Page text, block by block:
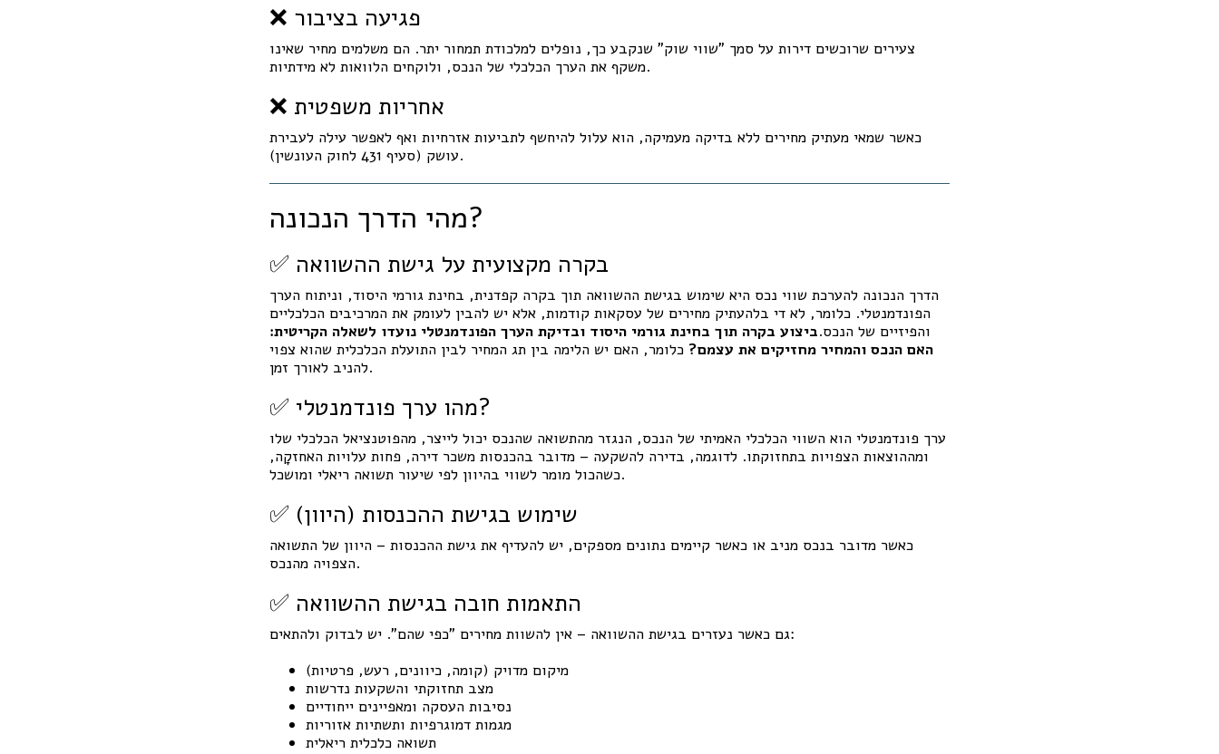
❌ פגיעה בציבור
צעירים שרוכשים דירות על סמך "שווי שוק" שנקבע כך, נופלים למלכודת תמחור יתר. הם משלמים מחיר שאינו
משקף את הערך הכלכלי של הנכס, ולוקחים הלוואות לא מידתיות.
❌ אחריות משפטית
כאשר שמאי מעתיק מחירים ללא בדיקה מעמיקה, הוא עלול להיחשף לתביעות אזרחיות ואף לאפשר עילה לעבירת
עושק (סעיף 431 לחוק העונשין).
מהי הדרך הנכונה?
✅ בקרה מקצועית על גישת ההשוואה
הדרך הנכונה להערכת שווי נכס היא שימוש בגישת ההשוואה תוך בקרה קפדנית, בחינת גורמי היסוד, וניתוח הערך
הפונדמנטלי. כלומר, לא די בלהעתיק מחירים של עסקאות קודמות, אלא יש להבין לעומק את המרכיבים הכלכליים
והפיזיים של הנכס.ביצוע בקרה תוך בחינת גורמי היסוד ובדיקת הערך הפונדמנטלי נועדו לשאלה הקריטית:
האם הנכס והמחיר מחזיקים את עצמם? כלומר, האם יש הלימה בין תג המחיר לבין התועלת הכלכלית שהוא צפוי
להניב לאורך זמן.
✅ מהו ערך פונדמנטלי?
ערך פונדמנטלי הוא השווי הכלכלי האמיתי של הנכס, הנגזר מהתשואה שהנכס יכול לייצר, מהפוטנציאל הכלכלי שלו
ומההוצאות הצפויות בתחזוקתו. לדוגמה, בדירה להשקעה – מדובר בהכנסות משכר דירה, פחות עלויות האחזקָה,
כשהכול מומר לשווי בהיוון לפי שיעור תשואה ריאלי ומושכל.
✅ שימוש בגישת ההכנסות (היוון)
כאשר מדובר בנכס מניב או כאשר קיימים נתונים מספקים, יש להעדיף את גישת ההכנסות – היוון של התשואה
הצפויה מהנכס.
✅ התאמות חובה בגישת ההשוואה
גם כאשר נעזרים בגישת ההשוואה – אין להשוות מחירים "כפי שהם". יש לבדוק ולהתאים:
מיקום מדויק (קומה, כיוונים, רעש, פרטיות)
מצב תחזוקתי והשקעות נדרשות
נסיבות העסקה ומאפיינים ייחודיים
מגמות דמוגרפיות ותשתיות אזוריות
תשואה כלכלית ריאלית